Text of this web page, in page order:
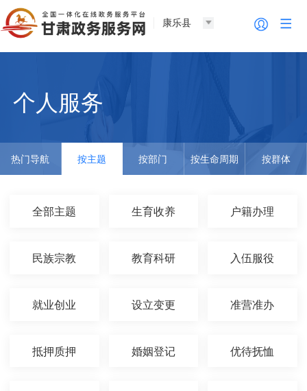
康乐县
个人服务
热门导航 按主题 按部门 按生命周期 按群体
全部主题 生育收养 户籍办理
民族宗教 教育科研 入伍服役
就业创业 设立变更 准营准办
抵押质押 婚姻登记 优待抚恤